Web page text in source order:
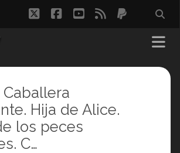
twitterfacebook
youtube
rss paypal
Caballera
Hija de Alice.
los peces
C…